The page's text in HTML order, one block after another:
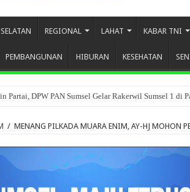
REGIONAL LAHAT KABAR TNI
PEMBANGUNAN HIBURAN KESEHATAN
Partai, DPW PAN Sumsel Gelar Rakerwil Sumsel 1 di
Kejari Musi Rawas Hadirkan Lima Inovasi
/ MENANG PILKADA MUARA ENIM, AY-HJ MOHON